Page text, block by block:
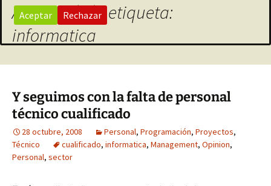
Archivo de la etiqueta:
informatica
Y seguimos con la falta de personal
técnico cualificado
28 octubre, 2008 Personal, Programación, Proyectos,
Técnico
cualificado, informatica, Management, Opinion,
Personal, sector
Aceptar Rechazar